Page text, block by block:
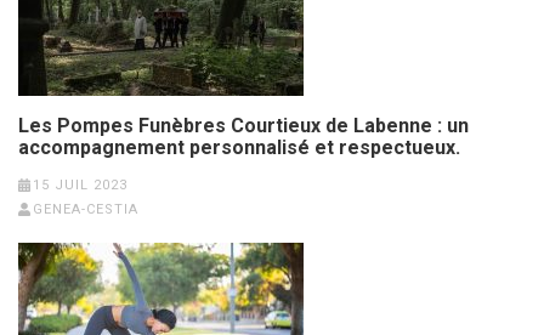
Les Pompes Funèbres Courtieux de Labenne : un
accompagnement personnalisé et respectueux.
15 JUIL 2023
GENEA-CESTIA